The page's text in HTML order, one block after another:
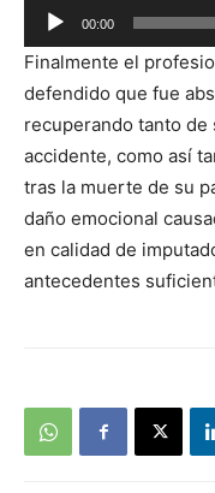
Reproductor
de
audio
00:00
Finalmente el
defendido que fue
recuperando tanto
accidente, como así
tras la muerte de su
daño emocional
en calidad de
antecedentes